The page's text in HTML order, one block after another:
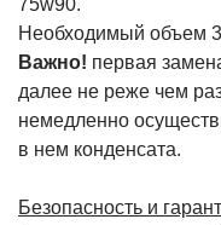
75w90.
Необходимый объем
Важно! первая
далее не реже чем
немедленно
в нем конденсата.
Безопасность и